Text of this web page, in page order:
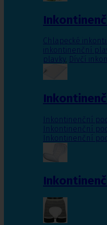
Chlapecké
inkontinenční
plavky, Dívčí
Inkontinenční
Inkontinenční
Inkontinenční